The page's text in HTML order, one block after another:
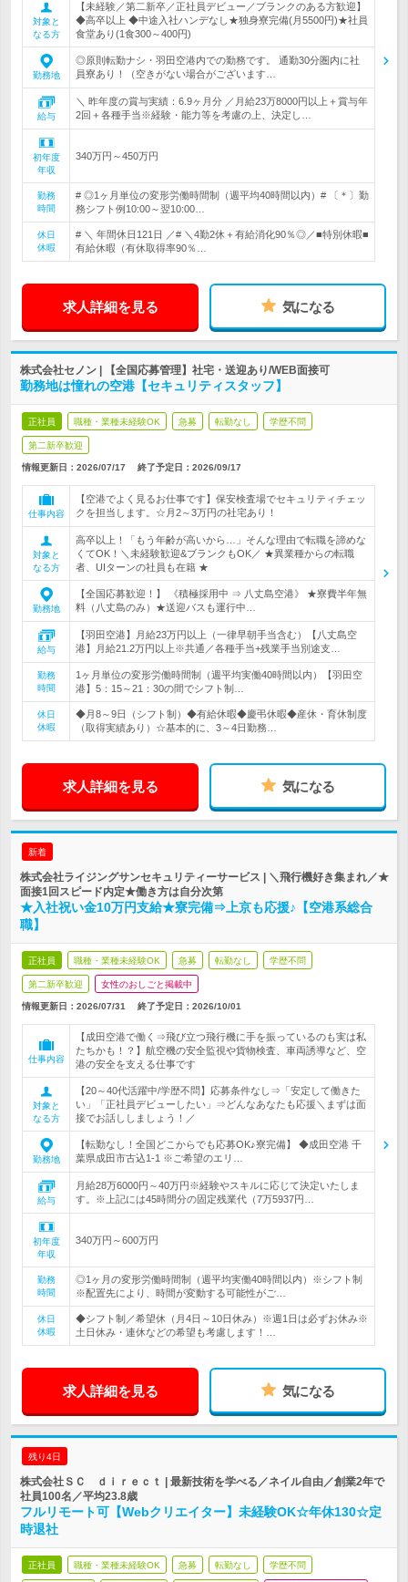
対象と
なる方
【未経験／第二新卒／正社員デビュー／ブランクのある方歓迎】
◆高卒以上 ◆中途入社ハンデなし★独身寮完備(月5500円)★社員
食堂あり(1食300～400円)
勤務地
◎原則転勤ナシ・羽田空港内での勤務です。 通勤30分圏内に社
員寮あり！（空きがない場合がございます…
給与
＼ 昨年度の賞与実績：6.9ヶ月分 ／月給23万8000円以上＋賞与年
2回＋各種手当※経験・能力等を考慮の上、決定し…
初年度
年収
340万円～450万円
勤務
時間
# ◎1ヶ月単位の変形労働時間制（週平均40時間以内）# 〔＊〕勤
務シフト例10:00～翌10:00…
休日
休暇
# ＼ 年間休日121日 ／# ＼4勤2休＋有給消化90％◎／■特別休暇■
有給休暇（有休取得率90％…
求人詳細を見る 気になる
株式会社セノン | 【全国応募管理】社宅・送迎あり/WEB面接可
勤務地は憧れの空港【セキュリティスタッフ】
正社員 職種・業種未経験OK 急募 転勤なし 学歴不問
第二新卒歓迎
情報更新日：2026/07/17 終了予定日： 2026/09/17
仕事内容
【空港でよく見るお仕事です】保安検査場でセキュリティチェッ
クを担当します。☆月2～3万円の社宅あり！
対象と
なる方
高卒以上！「もう年齢が高いから…」そんな理由で転職を諦めな
くてOK！＼未経験歓迎&ブランクもOK／ ★異業種からの転職
者、UIターンの社員も在籍 ★
勤務地
【全国応募歓迎！】 《積極採用中 ⇒ 八丈島空港》 ★寮費半年無
料（八丈島のみ）★送迎バスも運行中…
給与
【羽田空港】月給23万円以上（一律早朝手当含む）【八丈島空
港】月給21.2万円以上※共通／各種手当+残業手当別途支…
勤務
時間
1ヶ月単位の変形労働時間制（週平均実働40時間以内）【羽田空
港】5：15～21：30の間でシフト制…
休日
休暇
◆月8～9日（シフト制）◆有給休暇◆慶弔休暇◆産休・育休制度
（取得実績あり）☆基本的に、3～4日勤務…
求人詳細を見る 気になる
新着
株式会社ライジングサンセキュリティーサービス | ＼飛行機好き集まれ／★
面接1回スピード内定★働き方は自分次第
★入社祝い金10万円支給★寮完備⇒上京も応援♪【空港系総合
職】
正社員 職種・業種未経験OK 急募 転勤なし 学歴不問
第二新卒歓迎 女性のおしごと掲載中
情報更新日：2026/07/31 終了予定日： 2026/10/01
仕事内容
【成田空港で働く⇒飛び立つ飛行機に手を振っているのも実は私
たちかも！？】航空機の安全監視や貨物検査、車両誘導など、空
港の安全を支える仕事です
対象と
なる方
【20～40代活躍中/学歴不問】応募条件なし⇒「安定して働きた
い」「正社員デビューしたい」⇒どんなあなたも応援＼まずは面
接でお話ししましょう！／
勤務地
【転勤なし！全国どこからでも応募OK♪寮完備】 ◆成田空港 千
葉県成田市古込1-1 ※ご希望のエリ…
給与
月給28万6000円～40万円※経験やスキルに応じて決定いたしま
す。※上記には45時間分の固定残業代（7万5937円…
初年度
年収
340万円～600万円
勤務
時間
◎1ヶ月の変形労働時間制（週平均実働40時間以内）※シフト制
※配置先により、時間が変動する可能性がご…
休日
休暇
◆シフト制／希望休（月4日～10日休み）※週1日は必ずお休み※
土日休み・連休などの希望も考慮します！…
求人詳細を見る 気になる
残り4日
株式会社ＳＣ ｄｉｒｅｃｔ | 最新技術を学べる／ネイル自由／創業2年で
社員100名／平均23.8歳
フルリモート可【Webクリエイター】未経験OK☆年休130☆定
時退社
正社員 職種・業種未経験OK 急募 転勤なし 学歴不問